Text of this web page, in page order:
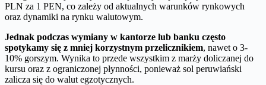
PLN za 1 PEN, co zależy od aktualnych warunków rynkowych
oraz dynamiki na rynku walutowym.
Jednak podczas wymiany w kantorze lub banku często
spotykamy się z mniej korzystnym przelicznikiem, nawet o 3-
10% gorszym. Wynika to przede wszystkim z marży doliczanej do
kursu oraz z ograniczonej płynności, ponieważ sol peruwiański
zalicza się do walut egzotycznych.